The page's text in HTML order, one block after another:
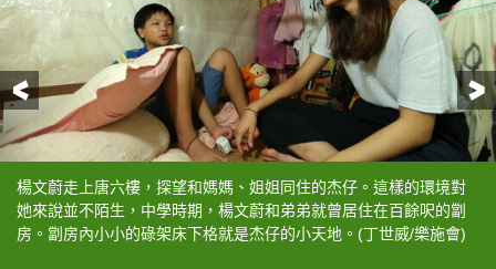
前一頁
楊文蔚走上唐六樓，探望和媽媽、姐姐同住的杰仔。這樣的環境對
她來說並不陌生，中學時期，楊文蔚和弟弟就曾居住在百餘呎的劏
房。劏房內小小的碌架床下格就是杰仔的小天地。(丁世威/樂施會)
香港女子跳高代表楊文蔚和「公平咩」、杰仔一起到公園裏跳繩。
(丁世威/樂施會)
香港女子跳高代表楊文蔚和「公平咩」、杰仔一起到公園裏跳繩。
(丁世威/樂施會)
楊文蔚以自身經歷鼓勵杰仔，堅持興趣。(謝至德/樂施會)
楊文蔚走上唐六樓，探望和媽媽、姐姐同住的杰仔。這樣的環境對
她來說並不陌生，中學時期，楊文蔚和弟弟就曾居住在百餘呎的劏
房。劏房內小小的碌架床下格就是杰仔的小天地。(丁世威/樂施會)
杰仔向楊文蔚展示自己的獎牌，二人談做運動談得投契。楊文蔚呼
籲各界關心劏房兒童的處境。(丁世威/樂施會)